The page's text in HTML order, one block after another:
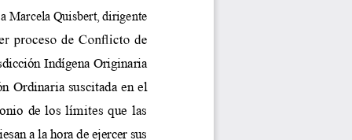
Marcela Quisbert, dirigente
Indígena Originaria
Ordinaria suscitada en el
de los límites que las
a la hora de ejercer sus